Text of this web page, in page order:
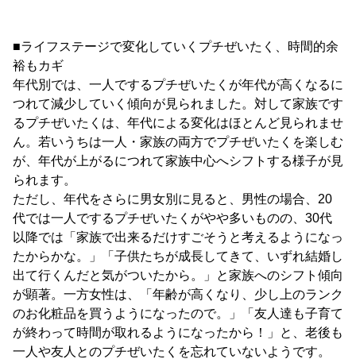
■ライフステージで変化していくプチぜいたく、時間的余
裕もカギ
年代別では、一人でするプチぜいたくが年代が高くなるに
つれて減少していく傾向が見られました。対して家族です
るプチぜいたくは、年代による変化はほとんど見られませ
ん。若いうちは一人・家族の両方でプチぜいたくを楽しむ
が、年代が上がるにつれて家族中心へシフトする様子が見
られます。
ただし、年代をさらに男女別に見ると、男性の場合、20
代では一人でするプチぜいたくがやや多いものの、30代
以降では「家族で出来るだけすごそうと考えるようになっ
たからかな。」「子供たちが成長してきて、いずれ結婚し
出て行くんだと気がついたから。」と家族へのシフト傾向
が顕著。一方女性は、「年齢が高くなり、少し上のランク
のお化粧品を買うようになったので。」「友人達も子育て
が終わって時間が取れるようになったから！」と、老後も
一人や友人とのプチぜいたくを忘れていないようです。